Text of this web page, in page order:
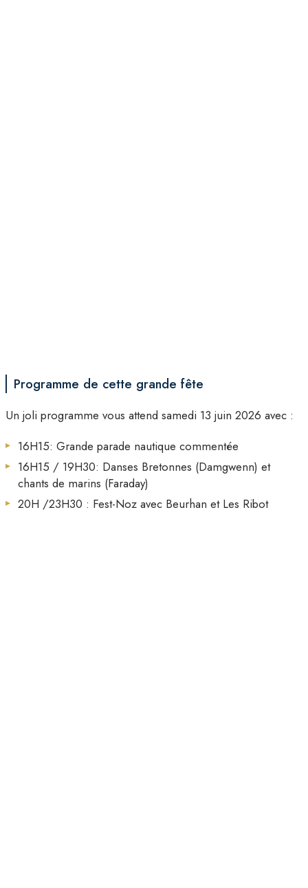
Programme de cette grande fête
Un joli programme vous attend samedi 13 juin 2026 avec :
16H15: Grande parade nautique commentée
16H15 / 19H30: Danses Bretonnes (Damgwenn) et
chants de marins (Faraday)
20H /23H30 : Fest-Noz avec Beurhan et Les Ribot